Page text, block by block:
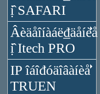
ị̂ SAFARI
Âèäåîíàáë₫äåíèå
ị̂ Itech PRO
IP îáîđóäîâàíèå
TRUEN